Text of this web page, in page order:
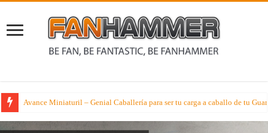
Avance Miniaturil – Genial Caballería para ser tu carga a caballo de tu